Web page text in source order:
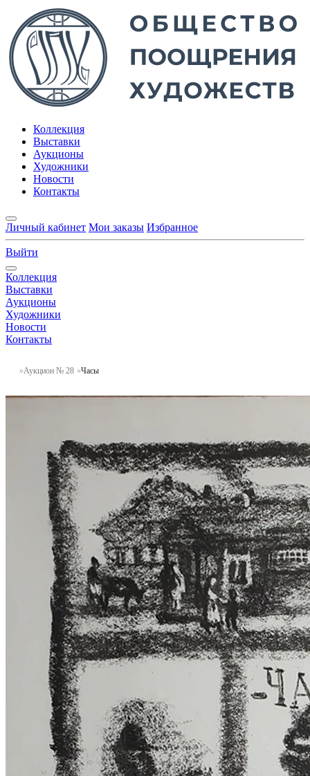
Коллекция
Выставки
Аукционы
Художники
Новости
Контакты
Личный кабинет Мои заказы Избранное
Выйти
Коллекция
Выставки
Аукционы
Художники
Новости
Контакты
Аукцион № 28 Часы